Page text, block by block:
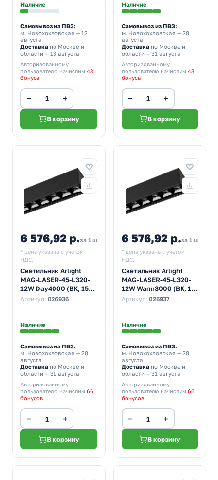
Наличие
Самовывоз из ПВЗ:
м. Новохохловская — 12
августа
Доставка по Москве и
области — 13 августа
Авторизованному
пользователю начислим 43
бонуса
− +
В корзину
Наличие
Самовывоз из ПВЗ:
м. Новохохловская — 28
августа
Доставкапо Москве и
области — 31 августа
Авторизованному
пользователю начислим 43
бонуса
− +
В корзину
6 576,92 р.за 1 шт
* цена указана с учетом
НДС.
Светильник Arlight
MAG-LASER-45-L320-
12W Day4000 (BK, 15
deg, 24V)
Артикул: 026936
Наличие
Самовывоз из ПВЗ:
м. Новохохловская — 28
августа
Доставка по Москве и
области — 31 августа
Авторизованному
пользователю начислим 66
бонусов
− +
В корзину
6 576,92 р.за 1 шт
* цена указана с учетом
НДС.
Светильник Arlight
MAG-LASER-45-L320-
12W Warm3000 (BK, 15
deg, 24V)
Артикул: 026937
Наличие
Самовывоз из ПВЗ:
м. Новохохловская — 28
августа
Доставкапо Москве и
области — 31 августа
Авторизованному
пользователю начислим 66
бонусов
− +
В корзину